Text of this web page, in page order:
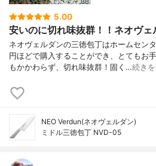
5.00
安いのに切れ味抜群！！ネオヴ
ネオヴェルダンの三徳包丁はホームセン
円ほどで購入することができ、とてもお
もかかわらず、切れ味抜群！固く…続き
NEO Verdun(ネオヴェルダン)
ミドル三徳包丁 NVD-05